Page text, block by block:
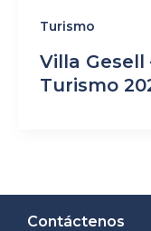
Turismo
Villa
Turismo
Contáctenos